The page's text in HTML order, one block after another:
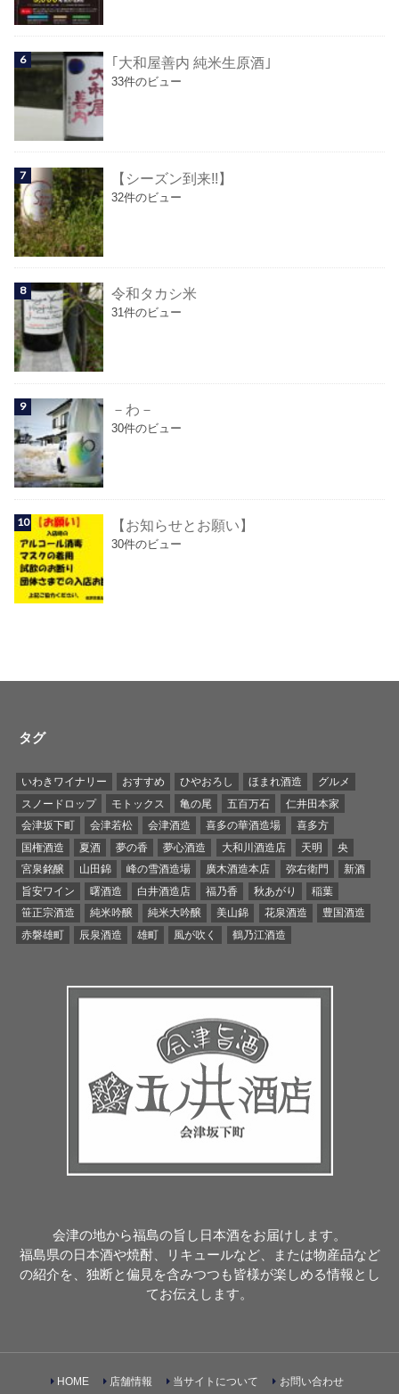
｢大和屋善内 純米生原酒｣
33件のビュー
【シーズン到来!!】
32件のビュー
令和タカシ米
31件のビュー
－わ－
30件のビュー
【お知らせとお願い】
30件のビュー
タグ
いわきワイナリー おすすめ ひやおろし ほまれ酒造
グルメ
スノードロップ
モトックス 亀の尾 五百万石
仁井田本家
会津坂下町
会津若松 会津酒造 喜多の華酒造場
喜多方
国権酒造
夏酒 夢の香 夢心酒造 大和川酒造店 天明
央
宮泉銘醸
山田錦 峰の雪酒造場 廣木酒造本店 弥右衛門
新酒
旨安ワイン
曙酒造 白井酒造店 福乃香 秋あがり
稲葉
笹正宗酒造
純米吟醸 純米大吟醸 美山錦 花泉酒造
豊国酒造
赤磐雄町
辰泉酒造 雄町 風が吹く 鶴乃江酒造
会津の地から福島の旨し日本酒をお届けします。
福島県の日本酒や焼酎、リキュールなど、または物産品など
の紹介を、独断と偏見を含みつつも皆様が楽しめる情報とし
てお伝えします。
HOME 店舗情報 当サイトについて お問い合わせ